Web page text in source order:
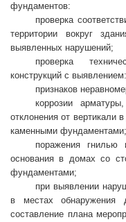
фундаментов:
проверка
территории вокруг
выявленных нарушений;
проверка
конструкций с выявлением:
признаков
коррозии
отклонения от вертикали
каменными фундаментами;
поражения гнилью
основания в домах со
фундаментами;
при выявлении
в местах обнаружения
составление плана